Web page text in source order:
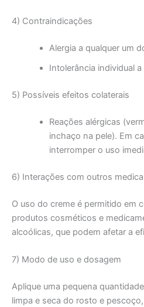
4) Contraindicações
Alergia a qualquer um
Intolerância individual
5) Possíveis efeitos colaterais
Reações alérgicas
inchaço na pele). Em
interromper o uso
6) Interações com outros
O uso do creme é permitido em
produtos cosméticos e
alcoólicas, que podem afetar a
7) Modo de uso e dosagem
Aplique uma pequena
limpa e seca do rosto e